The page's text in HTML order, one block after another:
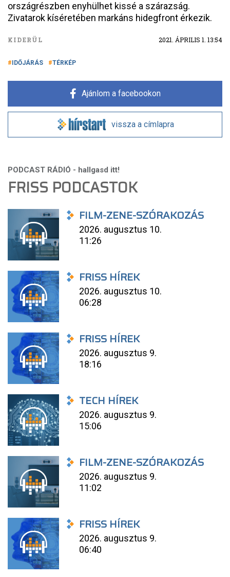
országrészben enyhülhet kissé a szárazság.
Zivatarok kíséretében markáns hidegfront érkezik.
KIDERÜL 2021. ÁPRILIS 1. 13:54
IDŐJÁRÁS TÉRKÉP
Ajánlom a facebookon
vissza a címlapra
FRISS PODCASTOK
FILM-ZENE-SZÓRAKOZÁS
2026. augusztus 10.
11:26
FRISS HÍREK
2026. augusztus 10.
06:28
FRISS HÍREK
2026. augusztus 9.
18:16
TECH HÍREK
2026. augusztus 9.
15:06
FILM-ZENE-SZÓRAKOZÁS
2026. augusztus 9.
11:02
FRISS HÍREK
2026. augusztus 9.
06:40